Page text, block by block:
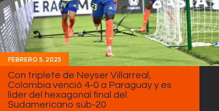
Programas
Noticias
Equipo
Sobre Nosotros
Contactos
FEBRERO 5, 2025
Con triplete de Neyser Villarreal,
Colombia venció 4-0 a Paraguay y es
líder del hexagonal final del
Sudamericano sub-20